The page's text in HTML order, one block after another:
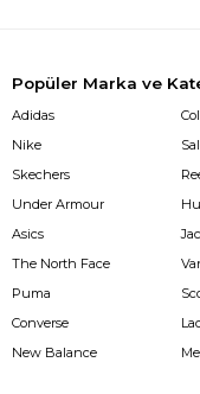
Popüler Marka ve
Adidas
Nike
Skechers
Under Armour
Asics
The North Face
Puma
Converse
New Balance